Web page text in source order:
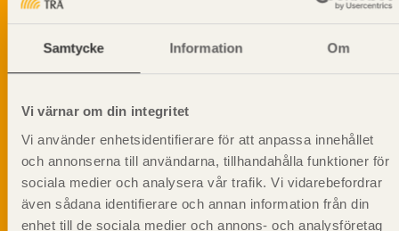
Samtycke Information Om
Vi värnar om din integritet
Vi använder enhetsidentifierare för att anpassa innehållet
och annonserna till användarna, tillhandahålla funktioner för
sociala medier och analysera vår trafik. Vi vidarebefordrar
även sådana identifierare och annan information från din
enhet till de sociala medier och annons- och analysföretag